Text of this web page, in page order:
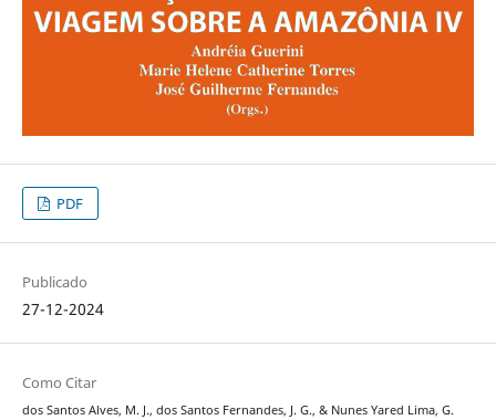
PDF
Publicado
27-12-2024
Como Citar
dos Santos Alves, M. J., dos Santos Fernandes, J. G., & Nunes Yared Lima, G.